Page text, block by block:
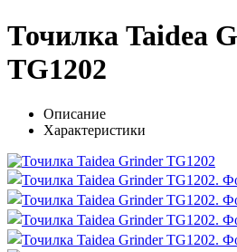
Точилка Taidea
TG1202
Описание
Характеристики